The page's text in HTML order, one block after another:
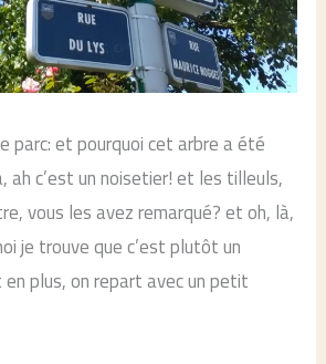
parc: et pourquoi cet arbre a été
ah c’est un noisetier! et les tilleuls,
vous les avez remarqué? et oh, là,
je trouve que c’est plutôt un
plus, on repart avec un petit